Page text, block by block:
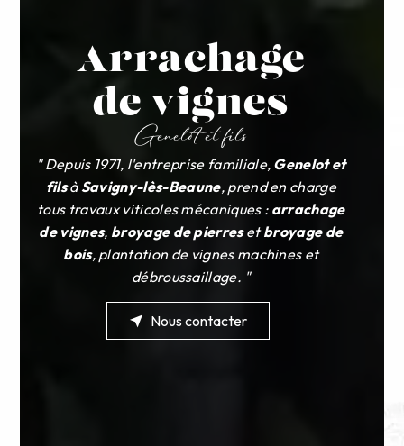
Arrachage
de vignes
Genelot et fils
" Depuis 1971, l'entreprise familiale, Genelot et
filsàSavigny-lès-Beaune, prend en charge
tous travaux viticoles mécaniques :arrachage
de vignes, broyage de pierresetbroyage de
bois, plantation de vignes machines et
débroussaillage. "
Nous contacter